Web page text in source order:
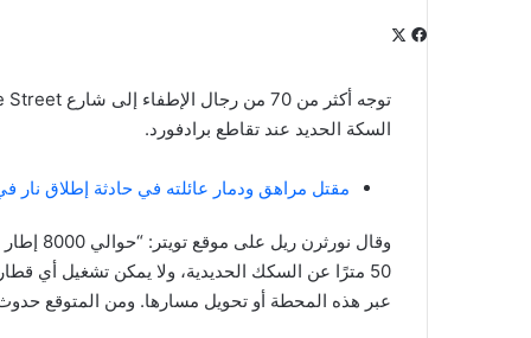
فيسبوك
السكة الحديد عند تقاطع برادفورد.
مقتل مراهق ودمار عائلته في حادثة إطلاق نار
وقال
50 مترًا عن السكك الحديدية، ولا يمكن تشغيل أي
عبر هذه المحطة أو تحويل مسارها. ومن المتوقع حدوث